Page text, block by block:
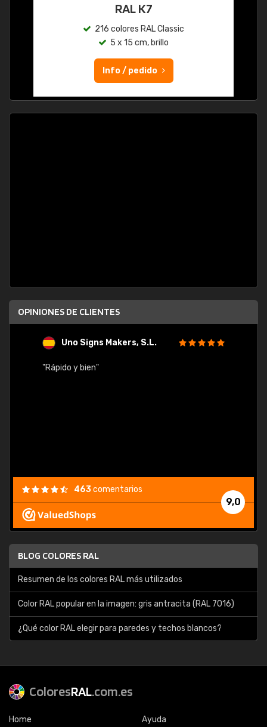
RAL K7
216 colores RAL Classic
5 x 15 cm, brillo
Info / pedido
OPINIONES DE CLIENTES
Uno Signs Makers, S.L.
"Rápido y bien"
9,0
463comentarios
BLOG COLORES RAL
Resumen de los colores RAL más utilizados
Color RAL popular en la imagen: gris antracita (RAL 7016)
¿Qué color RAL elegir para paredes y techos blancos?
ColoresRAL.com.es
Home Ayuda